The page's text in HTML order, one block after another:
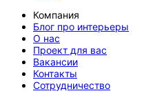
Компания
Блог про интерьеры
О нас
Проект для вас
Вакансии
Контакты
Сотрудничество